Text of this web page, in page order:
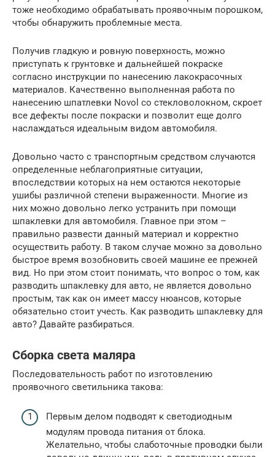
тоже необходимо обрабатывать проявочным порошком,
чтобы обнаружить проблемные места.
Получив гладкую и ровную поверхность, можно
приступать к грунтовке и дальнейшей покраске
согласно инструкции по нанесению лакокрасочных
материалов. Качественно выполненная работа по
нанесению шпатлевки Novol со стекловолокном, скроет
все дефекты после покраски и позволит еще долго
наслаждаться идеальным видом автомобиля.
Довольно часто с транспортным средством случаются
определенные неблагоприятные ситуации,
впоследствии которых на нем остаются некоторые
ушибы различной степени выраженности. Многие из
них можно довольно легко устранить при помощи
шпаклевки для автомобиля. Главное при этом –
правильно развести данный материал и корректно
осуществить работу. В таком случае можно за довольно
быстрое время возобновить своей машине ее прежней
вид. Но при этом стоит понимать, что вопрос о том, как
разводить шпаклевку для авто, не является довольно
простым, так как он имеет массу нюансов, которые
обязательно стоит учесть. Как разводить шпаклевку для
авто? Давайте разбираться.
Сборка света маляра
Последовательность работ по изготовлению
проявочного светильника такова:
Первым делом подводят к светодиодным
модулям провода питания от блока.
Желательно, чтобы слаботочные проводки были